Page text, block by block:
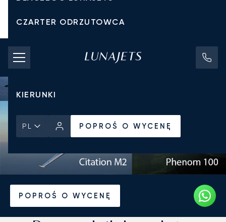
CZARTER ODRZUTOWCA
KOSZTY CZARTERU
PRYWATNE ODRZUTOWCE
KIERUNKI
PL POPROŚ O WYCENĘ
POPROŚ O WYCENĘ